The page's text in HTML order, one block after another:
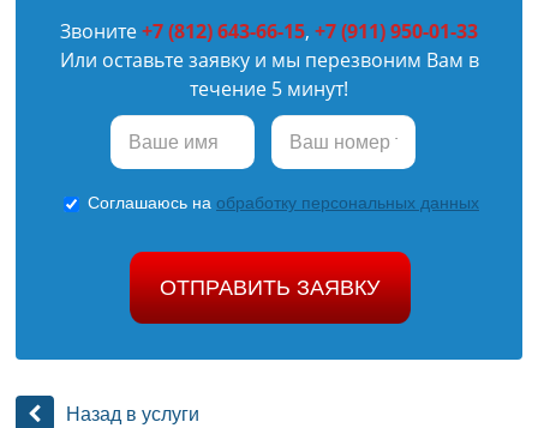
Звоните+7 (812) 643-66-15, +7 (911) 950-01-33
Или оставьте заявку и мы перезвоним Вам в
течение 5 минут!
Соглашаюсь на обработку персональных данных
ОТПРАВИТЬ ЗАЯВКУ
Назад в услуги